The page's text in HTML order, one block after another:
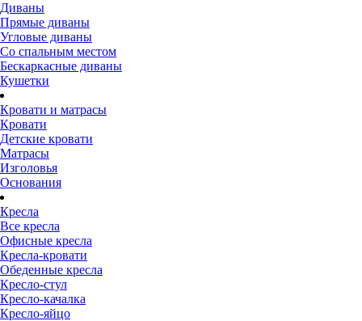
Диваны
Прямые диваны
Угловые диваны
Со спальным местом
Бескаркасные диваны
Кушетки
Кровати и матрасы
Кровати
Детские кровати
Матрасы
Изголовья
Основания
Кресла
Все кресла
Офисные кресла
Кресла-кровати
Обеденные кресла
Кресло-стул
Кресло-качалка
Кресло-яйцо